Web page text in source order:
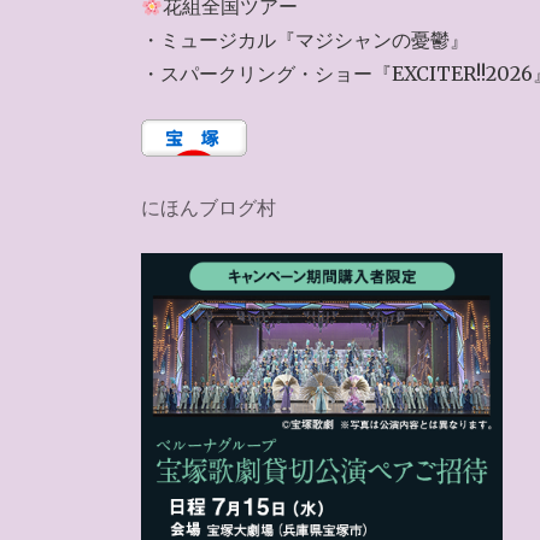
花組全国ツアー
・ミュージカル『マジシャンの憂鬱』
・スパークリング・ショー『EXCITER!!2026
にほんブログ村